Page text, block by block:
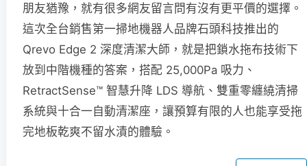
朋友猶豫，就有很多網友留言問有沒有更平價的選擇。
這次全台銷售第一掃地機器人品牌石頭科技推出的
Qrevo Edge 2 深度清潔大師，就是把鎖水拖布技術下
放到中階機種的答案，搭配 25,000Pa 吸力、
RetractSense™ 智慧升降 LDS 導航、雙重零纏繞清掃
系統與十合一自動清潔座，讓預算有限的人也能享受拖
完地板乾爽不留水漬的體驗。